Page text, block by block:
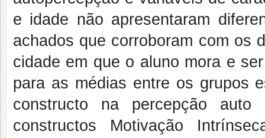
e idade não apresentaram
achados que corroboram com os
cidade em que o aluno mora e
para as médias entre os grupos
constructo na percepção
constructos Motivação